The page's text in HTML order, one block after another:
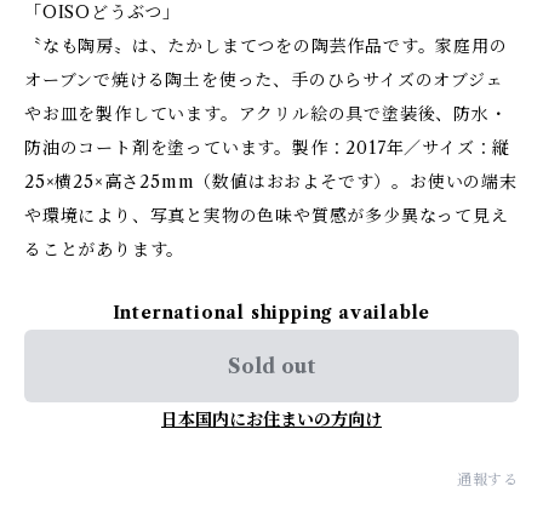
「OISOどうぶつ」
〝なも陶房〟は、たかしまてつをの陶芸作品です。家庭用の
オーブンで焼ける陶土を使った、手のひらサイズのオブジェ
やお皿を製作しています。アクリル絵の具で塗装後、防水・
防油のコート剤を塗っています。製作：2017年／サイズ：縦
25×横25×高さ25mm（数値はおおよそです）。お使いの端末
や環境により、写真と実物の色味や質感が多少異なって見え
ることがあります。
International shipping available
Sold out
日本国内にお住まいの方向け
通報する